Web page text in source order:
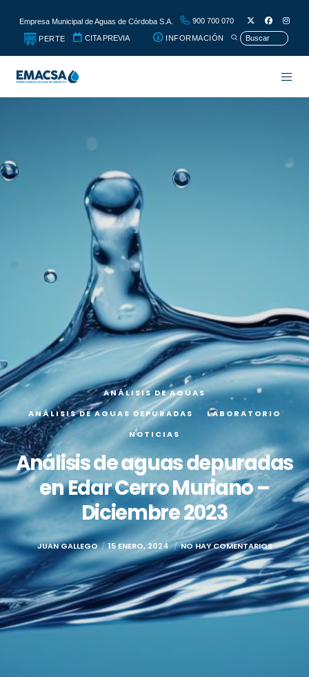
Empresa Municipal de Aguas de Córdoba S.A. 900 700 070
PERTE CITA PREVIA INFORMACIÓN
ANÁLISIS DE AGUAS
ANÁLISIS DE AGUAS DEPURADAS
LABORATORIO
NOTICIAS
Análisis de aguas depuradas
en Edar Cerro Muriano –
Diciembre 2023
JUAN GALLEGO 15 ENERO, 2024 NO HAY COMENTARIOS